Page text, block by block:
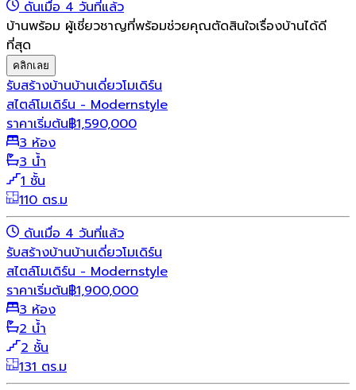
ดันเมื่อ 4 วันที่แล้ว
บ้านพร้อม ผู้เชี่ยวชาญที่พร้อมช่วยคุณตัดสินใจเรื่องบ้านได้ดี
ที่สุด
คลิกเลย
รับสร้างบ้านบ้านเดี่ยวโมเดิร์น
สไตล์โมเดิร์น - Modernstyle
ราคาเริ่มต้น฿1,590,000
3 ห้อง
3 น้ำ
1 ชั้น
110 ตร.ม
ดันเมื่อ 4 วันที่แล้ว
รับสร้างบ้านบ้านเดี่ยวโมเดิร์น
สไตล์โมเดิร์น - Modernstyle
ราคาเริ่มต้น฿1,900,000
3 ห้อง
2 น้ำ
2 ชั้น
131 ตร.ม